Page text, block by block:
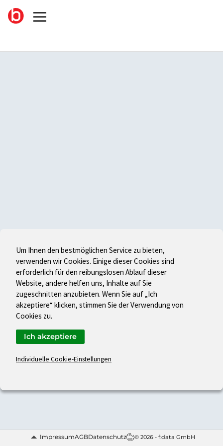
ImpressumAGBDatenschutz © 2026 - f:data GmbH
Um Ihnen den bestmöglichen Service zu bieten,
verwenden wir Cookies. Einige dieser Cookies sind
erforderlich für den reibungslosen Ablauf dieser
Website, andere helfen uns, Inhalte auf Sie
zugeschnitten anzubieten. Wenn Sie auf „Ich
akzeptiere“ klicken, stimmen Sie der Verwendung von
Cookies zu.
Individuelle Cookie-Einstellungen
Ich akzeptiere